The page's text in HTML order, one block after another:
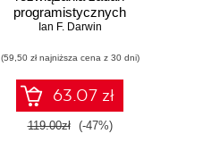
programistycznych.
Receptury.
Ian F. Darwin
(59,50 zł najniższa cena z 30 dni)
63.07 zł
119.00zł (-47%)